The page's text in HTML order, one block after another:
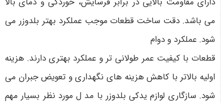
می باشد. دقت ساخت قطعات موجب عملکرد بهتر بلدوزر می
شود. عملکرد و دوام
قطعات با کیفیت عمر طولانی‌ تر و عملکرد بهتری دارند. هزینه
اولیه بالاتر با کاهش هزینه ‌های نگهداری و تعویض جبران می‌
شود. سازگاری لوازم یدکی بلدوزر با مد ل مورد نظر بسیار مهم